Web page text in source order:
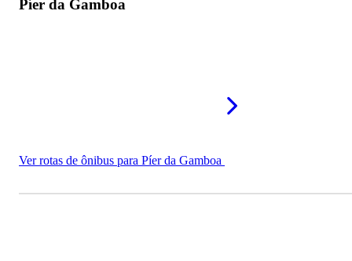
Píer da Gamboa
Ver rotas de ônibus para Píer da Gamboa